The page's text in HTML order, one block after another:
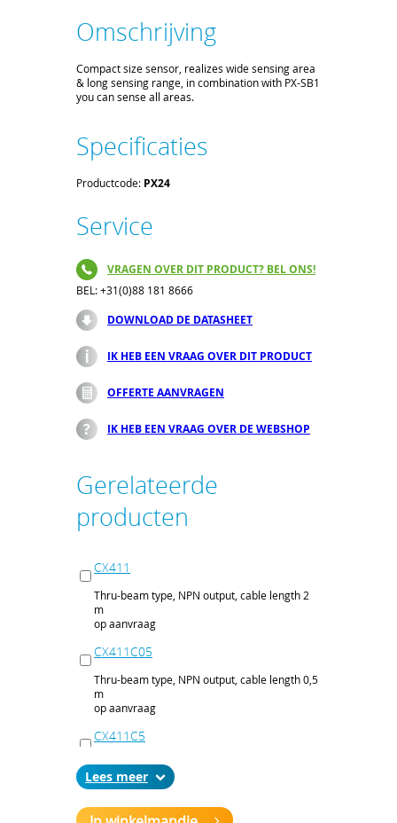
Omschrijving
Compact size sensor, realizes wide sensing area
& long sensing range, in combination with PX-SB1
you can sense all areas.
Specificaties
Productcode: PX24
Service
VRAGEN OVER DIT PRODUCT? BEL ONS!
BEL: +31(0)88 181 8666
DOWNLOAD DE DATASHEET
IK HEB EEN VRAAG OVER DIT PRODUCT
OFFERTE AANVRAGEN
IK HEB EEN VRAAG OVER DE WEBSHOP
Gerelateerde
producten
CX411
Thru-beam type, NPN output, cable length 2
m
op aanvraag
CX411C05
Thru-beam type, NPN output, cable length 0,5
m
op aanvraag
CX411C5
Thru-beam type, NPN output, cable length 5
m
op aanvraag
Lees